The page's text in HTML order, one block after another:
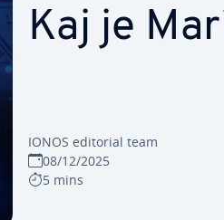
Kaj je
IONOS editorial team
08/12/2025
5 mins